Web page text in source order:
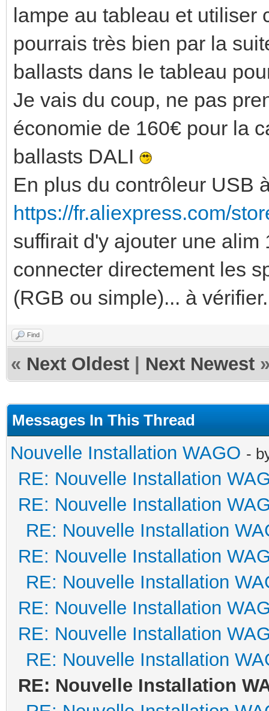
lampe au tableau et utiliser
pourrais très bien par la
ballasts dans le tableau
Je vais du coup, ne pas
économie de 160€ pour la
ballasts DALI
En plus du contrôleur USB
https://fr.aliexpress.com/
suffirait d'y ajouter une
connecter directement les
(RGB ou simple)... à
Find
« Next Oldest Next Newest
Messages In This Thread
Nouvelle Installation WAGO -
RE: Nouvelle Installation
RE: Nouvelle Installation
RE: Nouvelle Installation
RE: Nouvelle Installation
RE: Nouvelle Installation
RE: Nouvelle Installation
RE: Nouvelle Installation
RE: Nouvelle Installation
RE: Nouvelle Installation